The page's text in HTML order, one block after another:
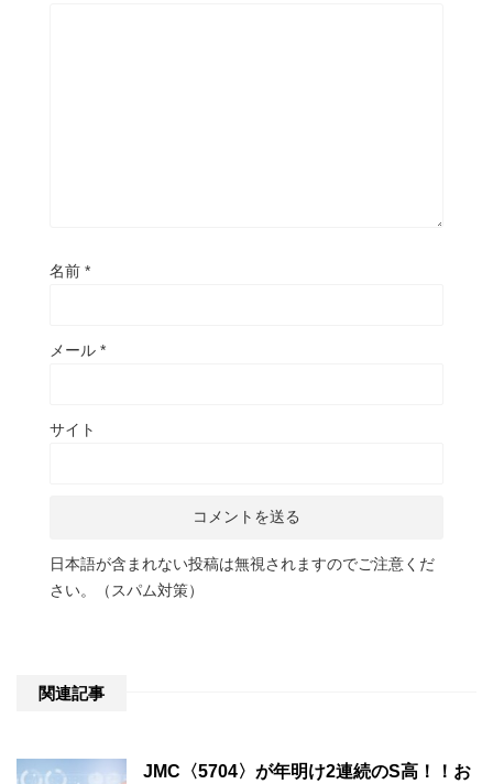
名前 *
メール *
サイト
日本語が含まれない投稿は無視されますのでご注意くだ
さい。（スパム対策）
関連記事
JMC〈5704〉が年明け2連続のS高！！お